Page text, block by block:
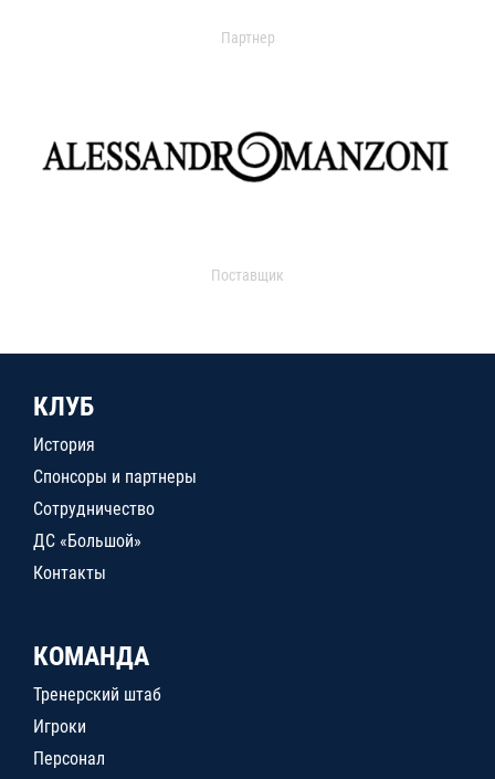
Партнер
Поставщик
КЛУБ
История
Спонсоры и партнеры
Сотрудничество
ДС «Большой»
Контакты
КОМАНДА
Тренерский штаб
Игроки
Персонал